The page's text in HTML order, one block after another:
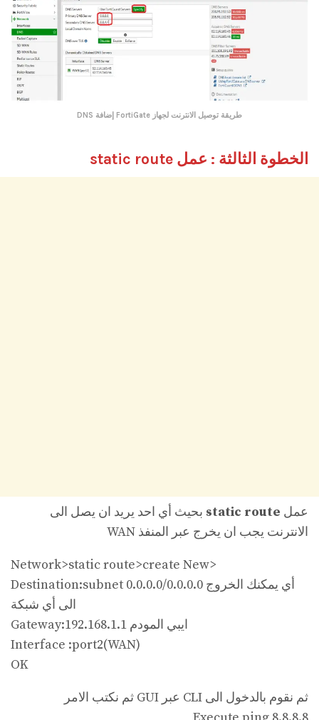
طريقة توصيل الانترنت لجهاز FortiGate إضافة DNS
الخطوة الثالثة : عمل static route
عمل static route بحيث أي احد يريد ان يصل الى
الانترنت يجب ان يخرج عبر المنفذ WAN
Network>static route>create New>
Destination:subnet 0.0.0.0/0.0.0.0 أي يمكنك الخروج
الى أي شبكة
Gateway:192.168.1.1 ايبي المودم
Interface :port2(WAN)
OK
ثم نقوم بالدخول الى CLI عبر GUI ثم نكتب الامر